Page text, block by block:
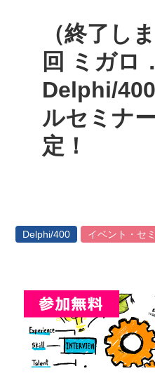
（終了し
回 ミガロ．
Delphi/
ルセミナ
定！
Delphi/400 イベント・セ